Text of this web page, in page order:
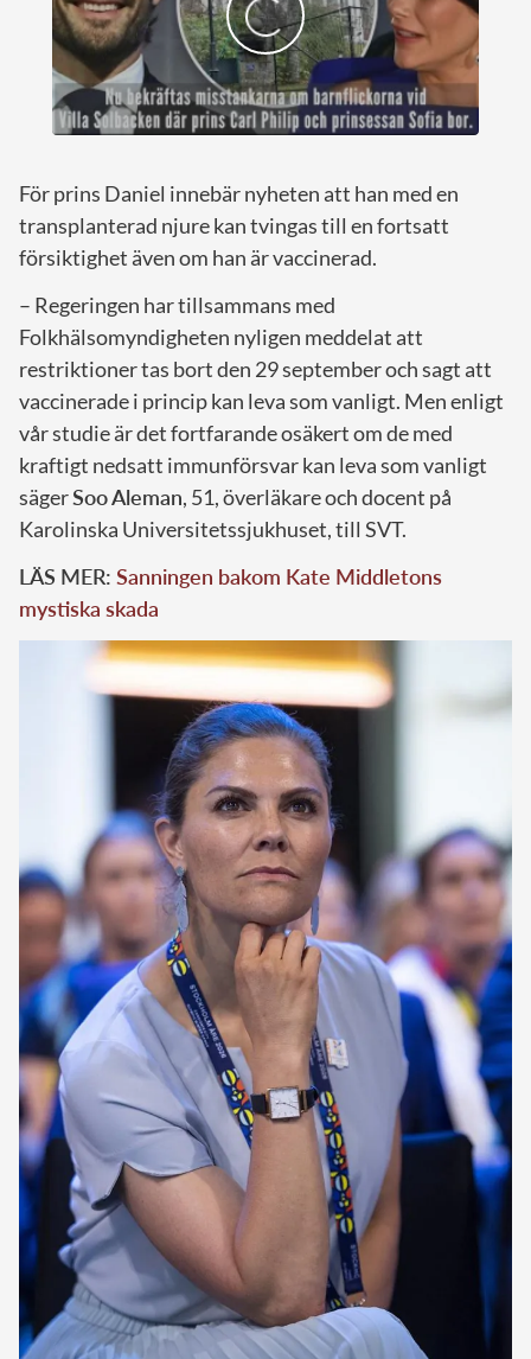
För prins Daniel innebär nyheten att han med en
transplanterad njure kan tvingas till en fortsatt
försiktighet även om han är vaccinerad.
– Regeringen har tillsammans med
Folkhälsomyndigheten nyligen meddelat att
restriktioner tas bort den 29 september och sagt att
vaccinerade i princip kan leva som vanligt. Men enligt
vår studie är det fortfarande osäkert om de med
kraftigt nedsatt immunförsvar kan leva som vanligt
sägerSoo Aleman, 51, överläkare och docent på
Karolinska Universitetssjukhuset, till SVT.
LÄS MER: Sanningen bakom Kate Middletons
mystiska skada